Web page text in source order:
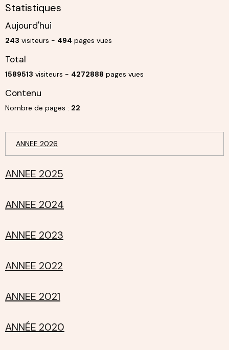
Statistiques
Aujourd'hui
243 visiteurs - 494 pages vues
Total
1589513 visiteurs - 4272888 pages vues
Contenu
Nombre de pages : 22
ANNEE 2026
ANNEE 2025
ANNEE 2024
ANNEE 2023
ANNEE 2022
ANNEE 2021
ANNÉE 2020